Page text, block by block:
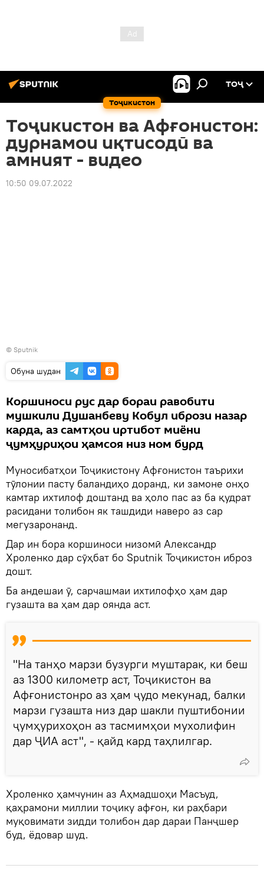
Тоҷикистон
ТОҶ
Тоҷикистон ва Афғонистон:
дурнамои иқтисодӣ ва
амният - видео
10:50 09.07.2022
© Sputnik
Обуна шудан
Коршиноси рус дар бораи равобити
мушкили Душанбеву Кобул ибрози назар
карда, аз самтҳои иртибот миёни
ҷумҳуриҳои ҳамсоя низ ном бурд
Муносибатҳои Тоҷикистону Афғонистон таърихи
тӯлонии пасту баландиҳо доранд, ки замоне онҳо
камтар ихтилоф доштанд ва ҳоло пас аз ба қудрат
расидани толибон як ташдиди наверо аз сар
мегузаронанд.
Дар ин бора коршиноси низомӣ Александр
Хроленко дар сӯҳбат бо Sputnik Тоҷикистон иброз
дошт.
Ба андешаи ӯ, сарчашмаи ихтилофҳо ҳам дар
гузашта ва ҳам дар оянда аст.
"На танҳо марзи бузурги муштарак, ки беш
аз 1300 километр аст, Тоҷикистон ва
Афғонистонро аз ҳам ҷудо мекунад, балки
марзи гузашта низ дар шакли пуштибонии
ҷумҳурихоҳон аз тасмимҳои мухолифин
дар ҶИА аст", - қайд кард таҳлилгар.
Хроленко ҳамчунин аз Аҳмадшоҳи Масъуд,
қаҳрамони миллии тоҷику афғон, ки раҳбари
муқовимати зидди толибон дар дараи Панҷшер
буд, ёдовар шуд.